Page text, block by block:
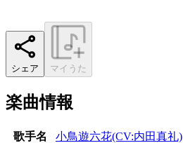
シェア マイうた
楽曲情報
歌手名
小鳥遊六花(CV:内田真礼)